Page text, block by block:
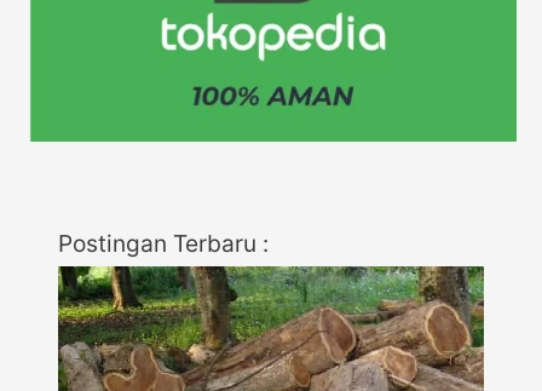
Postingan Terbaru :